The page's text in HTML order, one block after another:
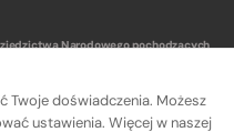
Narodowego pochodzących
Twoje doświadczenia. Możesz
ustawienia. Więcej w naszej